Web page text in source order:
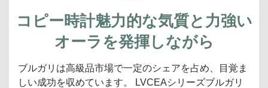
コピー時計魅力的な気質と力強い
オーラを発揮しながら
ブルガリは高級品市場で一定のシェアを占め、目覚ま
しい成功を収めています。 LVCEAシリーズブルガリ